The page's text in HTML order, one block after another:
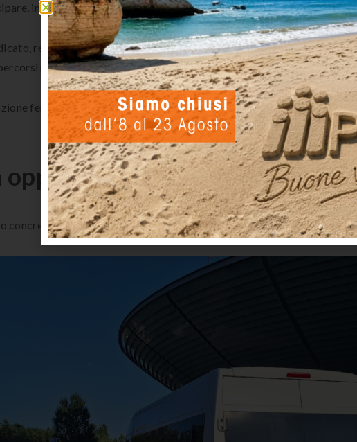
incontrarsi e condividere esperienze.
realizzato con il prezioso supporto dei volontari diAISM –
previsti durante la manifestazione.
ferroviaria, Palacongressi e altri punti strategici dell’evento,
opportunità
concreto di ciò che nasce quando istituzioni, associazioni, volontari e